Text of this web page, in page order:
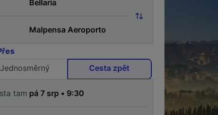
Jednosměrný
Cesta zpět
tam